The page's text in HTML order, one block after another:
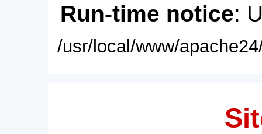
Run-time notice:
/usr/local/www/